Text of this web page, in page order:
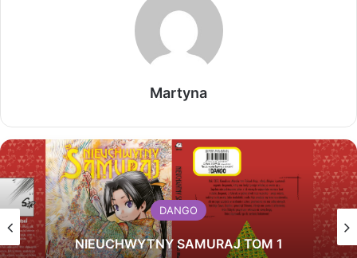
Martyna
DANGO
NIEUCHWYTNY SAMURAJ TOM 1